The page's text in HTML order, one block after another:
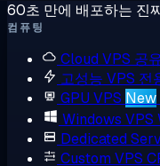
60초 만에 배포하는 진
컴퓨팅
Cloud VPS 공
고성능 VPS 전
GPU VPS New
Windows VPS
Dedicated
Custom VPS